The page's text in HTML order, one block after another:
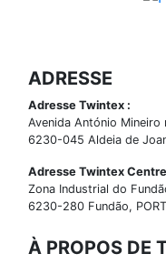
ADRESSE
Adresse Twintex :
Avenida António Mineiro
6230-045 Aldeia de
Adresse Twintex
Zona Industrial do
6230-280 Fundão,
À PROPOS DE